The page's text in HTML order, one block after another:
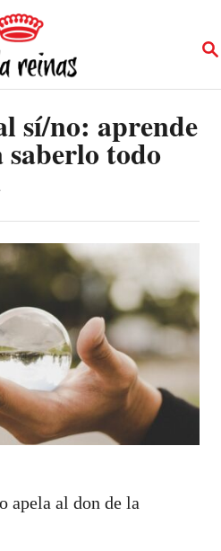
S
sí/no: aprende
todo
apela al don de la